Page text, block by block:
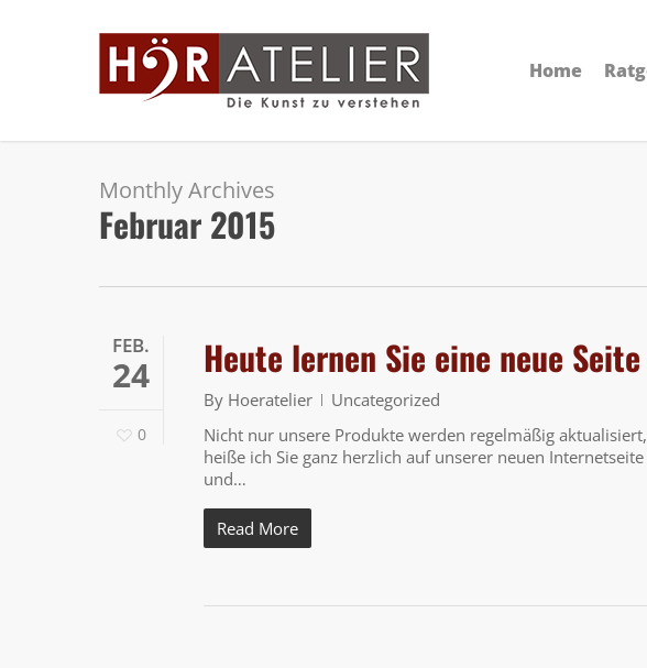
Home
Monthly Archives
Februar 2015
FEB.
24
0
Heute lernen Sie eine neue
By Hoeratelier
Uncategorized
Nicht nur unsere Produkte werden regelmäßig
heiße ich Sie ganz herzlich auf unserer neuen
und…
Read More